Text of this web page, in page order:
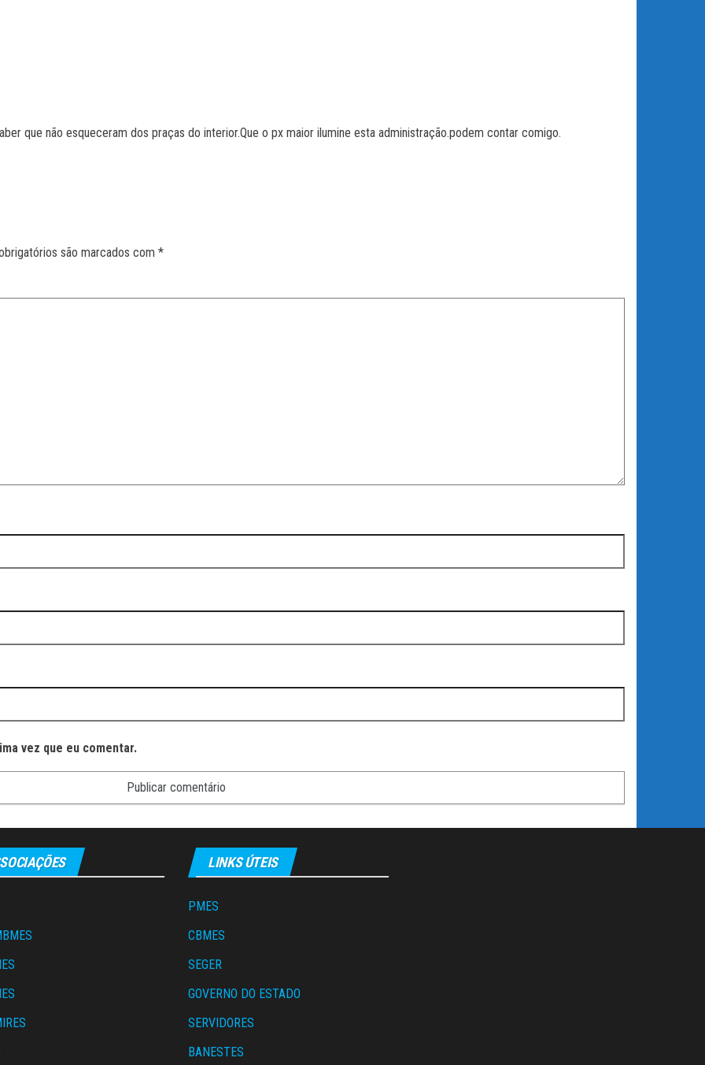
que não esqueceram dos praças do interior.Que o px maior ilumine esta administração.podem contar comigo.
são marcados com *
vez que eu comentar.
LINKS ÚTEIS
PMES
CBMES
SEGER
GOVERNO DO ESTADO
SERVIDORES
BANESTES